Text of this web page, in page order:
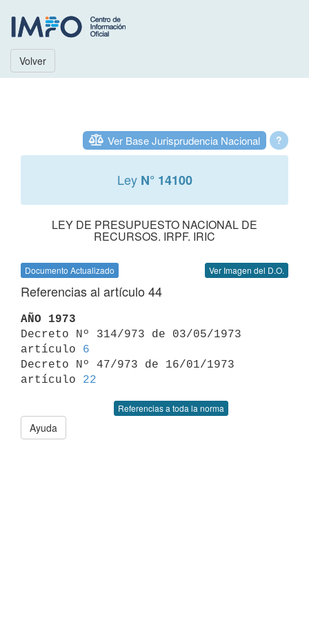
Volver
?
Ver Base Jurisprudencia Nacional
Ley N° 14100
LEY DE PRESUPUESTO NACIONAL DE
RECURSOS. IRPF. IRIC
Documento Actualizado Ver Imagen del D.O.
Referencias al artículo 44
AÑO 1973
Decreto Nº 314/973 de 03/05/1973
artículo 6
Decreto Nº 47/973 de 16/01/1973
artículo 22
Referencias a toda la norma
Ayuda